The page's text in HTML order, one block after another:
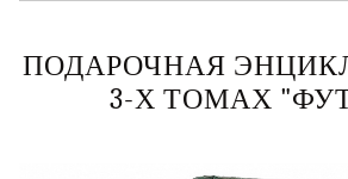
ПОДАРОЧНАЯ
3-Х ТОМАХ